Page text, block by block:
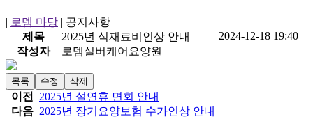
| 로뎀 마당 | 공지사항
제목
2025년 식재료비인상 안내
2024-12-18 19:40
작성자
로뎀실버케어요양원
목록 수정 삭제
이전
2025년 설연휴 면회 안내
다음 2025년 장기요양보험 수가인상 안내